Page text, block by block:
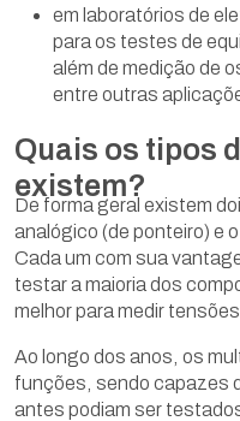
em laboratórios de
para os testes de
além de medição de
entre outras
Quais os tipos
existem?
De forma geral existem
analógico (de ponteiro) e
Cada um com sua
testar a maioria dos
melhor para medir
Ao longo dos anos, os
funções, sendo capazes
antes podiam ser